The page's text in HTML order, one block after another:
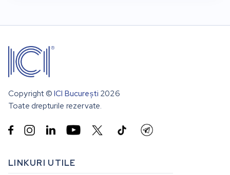
Copyright © ICI București 2026
Toate drepturile rezervate.
 
LINKURI UTILE